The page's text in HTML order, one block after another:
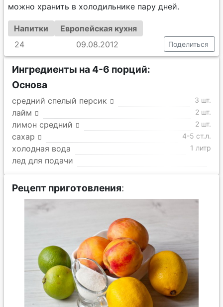
можно хранить в холодильнике пару дней.
Напитки
Европейская кухня
24
09.08.2012 Поделиться
Ингредиенты на 4-6 порций:
Основа
средний спелый персик 3 шт.
лайм 2 шт.
лимон средний 2 шт.
сахар 4-5 ст.л.
холодная вода 1 литр
лед для подачи
Рецепт приготовления: